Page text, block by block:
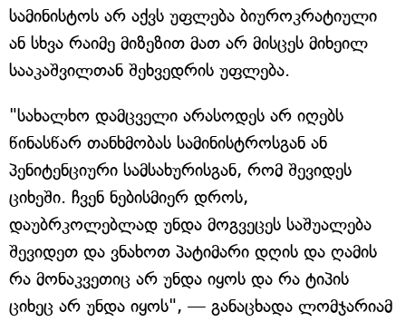
სამინისტოს არ აქვს უფლება ბიუროკრატიული
ან სხვა რაიმე მიზეზით მათ არ მისცეს მიხეილ
სააკაშვილთან შეხვედრის უფლება.
"სახალხო დამცველი არასოდეს არ იღებს
წინასწარ თანხმობას სამინისტროსგან ან
პენიტენციური სამსახურისგან, რომ შევიდეს
ციხეში. ჩვენ ნებისმიერ დროს,
დაუბრკოლებლად უნდა მოგვეცეს საშუალება
შევიდეთ და ვნახოთ პატიმარი დღის და ღამის
რა მონაკვეთიც არ უნდა იყოს და რა ტიპის
ციხეც არ უნდა იყოს", — განაცხადა ლომჯარიამ